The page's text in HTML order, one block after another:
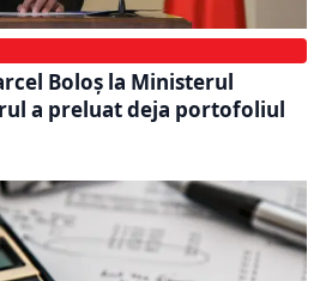
Boloș la Ministerul
a preluat deja portofoliul